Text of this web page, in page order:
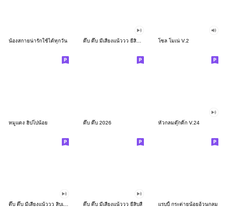
น้องสกายน่ารักใช้ได้ทุกวัน ดึ๊บ ดึ๊บ มีเสียงแน้ววว ยี่สิบสอง โซล โมเน่ V.2
หมูแดง ฮิปโปน้อย ดึ๊บ ดึ๊บ 2026 หัวกลมดุ๊กดิ๊ก V.24
ดึ๊บ ดึ๊บ มีเสียงแน้ววว ยี่สิบสี่ แรบบี้ กระต่ายน้อยอ้วนกลม